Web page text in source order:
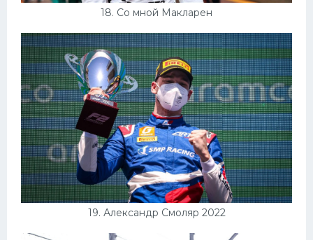
18. Со мной Макларен
19. Александр Смоляр 2022